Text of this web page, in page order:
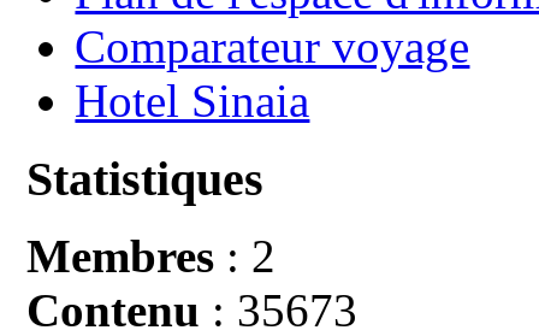
Comparateur voyage
Hotel Sinaia
Statistiques
Membres : 2
Contenu : 35673